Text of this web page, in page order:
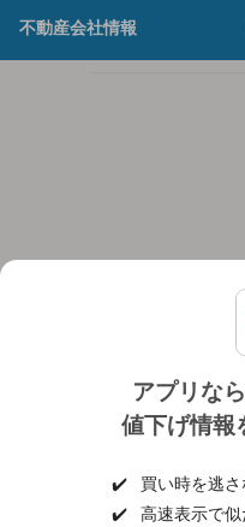
アプリな
値下げ情報
✔️
買い時を逃
✔️
高速表示で
不動産会社情報
個人情報保護
ヘルプ・お問